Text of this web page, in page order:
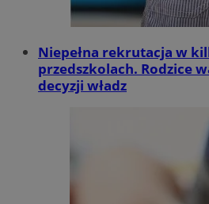
Niepełna rekrutacja w
przedszkolach. Rodzice
decyzji władz